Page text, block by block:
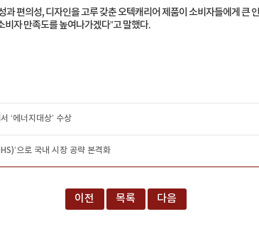
편의성, 디자인을 고루 갖춘 오텍캐리어 제품이 소비자들에게 큰
자 만족도를 높여나가겠다”고 말했다.
‘에너지대상’ 수상
으로 국내 시장 공략 본격화
이전 목록 다음